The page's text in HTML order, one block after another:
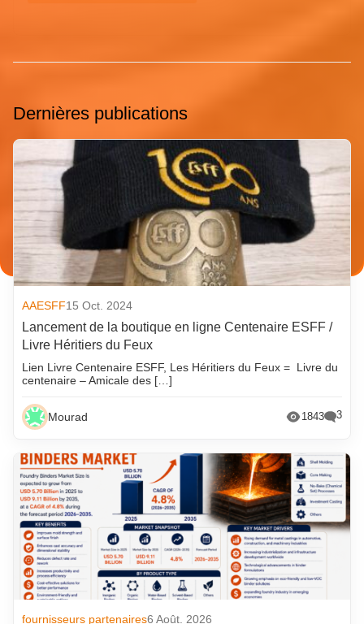
Dernières publications
AAESFF15 Oct. 2024
Lancement de la boutique en ligne Centenaire ESFF /
Livre Héritiers du Feux
Lien Livre Centenaire ESFF, Les Héritiers du Feux = Livre du
centenaire – Amicale des […]
Mourad 1843 3
fournisseurs partenaires6 Août. 2026